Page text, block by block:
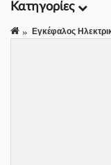
Κατηγορίες
Εγκέφαλος